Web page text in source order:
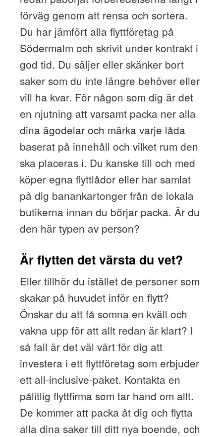
förväg genom att rensa och sortera.
Du har jämfört alla flyttföretag på
Södermalm och skrivit under kontrakt i
god tid. Du säljer eller skänker bort
saker som du inte längre behöver eller
vill ha kvar. För någon som dig är det
en njutning att varsamt packa ner alla
dina ägodelar och märka varje låda
baserat på innehåll och vilket rum den
ska placeras i. Du kanske till och med
köper egna flyttlådor eller har samlat
på dig banankartonger från de lokala
butikerna innan du börjar packa. Är du
den här typen av person?
Är flytten det värsta du vet?
Eller tillhör du istället de personer som
skakar på huvudet inför en flytt?
Önskar du att få somna en kväll och
vakna upp för att allt redan är klart? I
så fall är det väl värt för dig att
investera i ett flyttföretag som erbjuder
ett all-inclusive-paket. Kontakta en
pålitlig flyttfirma som tar hand om allt.
De kommer att packa åt dig och flytta
alla dina saker till ditt nya boende, och